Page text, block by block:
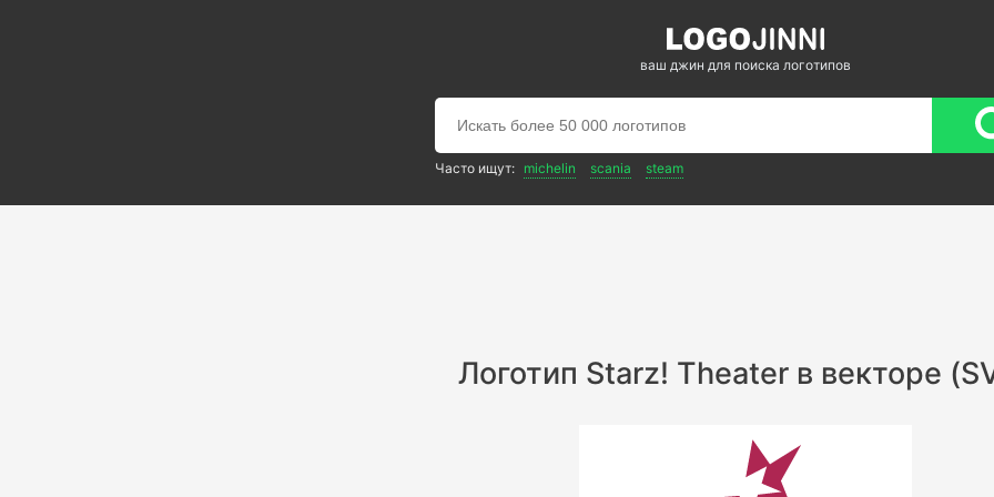
ваш джин для поиска логотипов
Часто ищут: michelin scania steam
Логотип Starz! Theater в векторе